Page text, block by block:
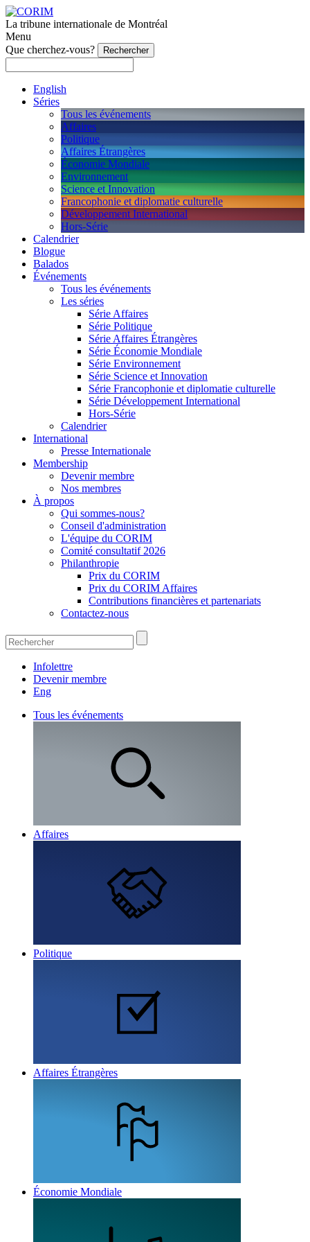
La tribune internationale de Montréal
Menu
Que cherchez-vous?
English
Séries
Tous les événements
Affaires
Politique
Affaires Étrangères
Économie Mondiale
Environnement
Science et Innovation
Francophonie et diplomatie culturelle
Développement International
Hors-Série
Calendrier
Blogue
Balados
Événements
Tous les événements
Les séries
Série Affaires
Série Politique
Série Affaires Étrangères
Série Économie Mondiale
Série Environnement
Série Science et Innovation
Série Francophonie et diplomatie culturelle
Série Développement International
Hors-Série
Calendrier
International
Presse Internationale
Membership
Devenir membre
Nos membres
À propos
Qui sommes-nous?
Conseil d'administration
L'équipe du CORIM
Comité consultatif 2026
Philanthropie
Prix du CORIM
Prix du CORIM Affaires
Contributions financières et partenariats
Contactez-nous
Infolettre
Devenir membre
Eng
Tous les événements
Affaires
Politique
Affaires Étrangères
Économie Mondiale